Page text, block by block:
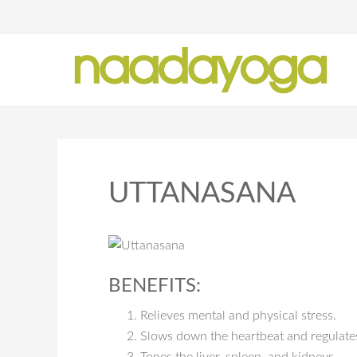
UTTANASANA
BENEFITS:
Relieves mental and physical stress.
Slows down the heartbeat and